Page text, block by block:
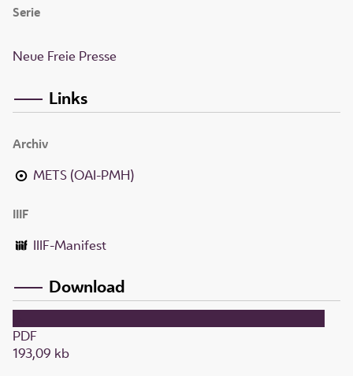
Serie
Neue Freie Presse
Links
Archiv
METS (OAI-PMH)
IIIF
IIIF-Manifest
Download
PDF
193,09 kb